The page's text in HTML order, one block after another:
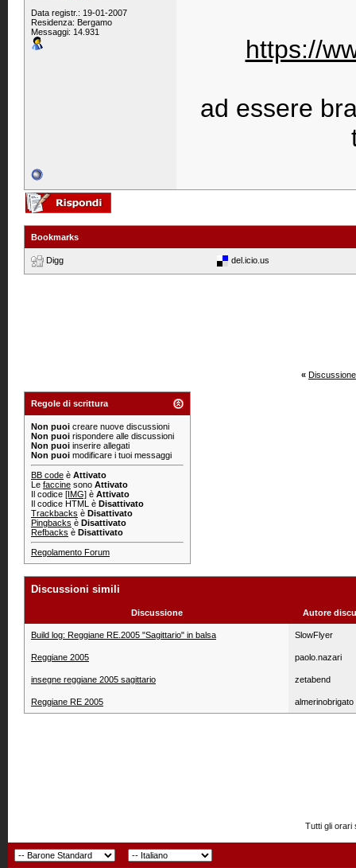
Data registr.: 19-01-2007
Residenza: Bergamo
Messaggi: 14.931
https://
ad essere
Bookmarks
Digg del.icio.us
«
Regole di scrittura
Non puoi creare nuove discussioni
Non puoi rispondere alle discussioni
Non puoi inserire allegati
Non puoi modificare i tuoi messaggi
BB code è Attivato
Le faccine sono Attivato
Il codice [IMG] è Attivato
Il codice HTML è Disattivato
Trackbacks è Disattivato
Pingbacks è Disattivato
Refbacks è Disattivato
Regolamento Forum
Discussioni simili
Discussione Autore
Build log: Reggiane RE.2005 "Sagittario" in balsa SlowFlyer
Reggiane 2005 paolo.nazari
insegne reggiane 2005 sagittario zetabend
Reggiane RE 2005 almerinobrigato
Tutti gli orari